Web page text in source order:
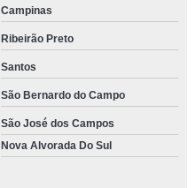
Campinas
Ribeirão Preto
Santos
São Bernardo do Campo
São José dos Campos
Nova Alvorada Do Sul